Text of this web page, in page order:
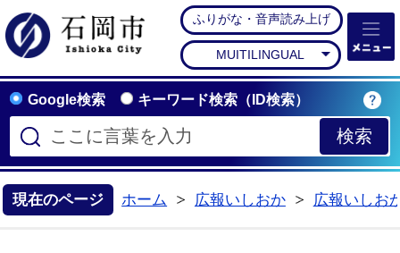
石岡市公式ホームペー
ふりがな・音声読み上げ
MUITILINGUAL
Google検索 キーワード検索（ID検索）
現在のページ ホーム
広報いしおか
広報いしお